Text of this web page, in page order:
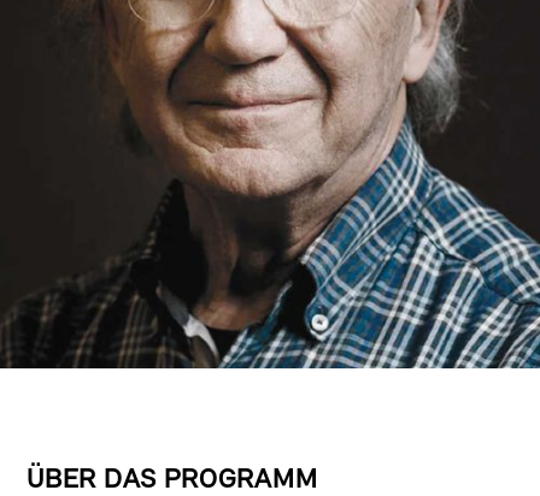
MITGLIED WERDEN
PARTNER*IN
ÜBER DAS PROGRAMM